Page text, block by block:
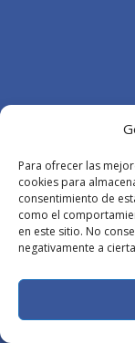
Para ofrecer las
cookies para
consentimiento de
como el
en este sitio. No
negativamente a